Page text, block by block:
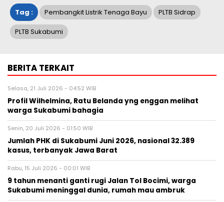
Tag : Pembangkit Listrik Tenaga Bayu PLTB Sidrap
PLTB Sukabumi
BERITA TERKAIT
Selasa, 21 Juli 2026 - 04:52 WIB
Profil Wilhelmina, Ratu Belanda yng enggan melihat
warga Sukabumi bahagia
Senin, 20 Juli 2026 - 01:50 WIB
Jumlah PHK di Sukabumi Juni 2026, nasional 32.389
kasus, terbanyak Jawa Barat
Rabu, 15 Juli 2026 - 00:01 WIB
9 tahun menanti ganti rugi Jalan Tol Bocimi, warga
Sukabumi meninggal dunia, rumah mau ambruk